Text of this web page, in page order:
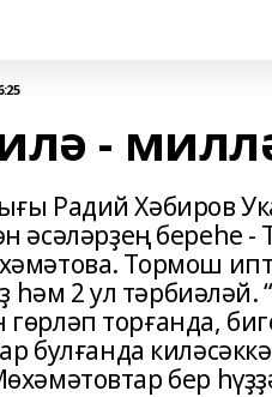
-
Радий Хәбиров
әсәләрҙең береһе
Тормош
һәм 2 ул
торғанда,
булғанда
бер